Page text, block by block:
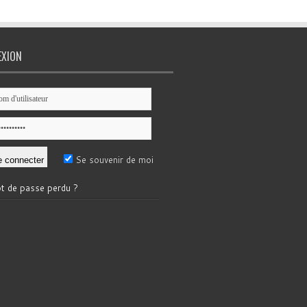
Se souvenir de moi
de passe perdu ?